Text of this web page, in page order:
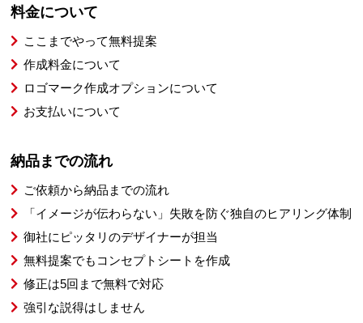
料金について
ここまでやって無料提案
作成料金について
ロゴマーク作成オプションについて
お支払いについて
納品までの流れ
ご依頼から納品までの流れ
「イメージが伝わらない」失敗を防ぐ独自のヒアリング体制
御社にピッタリのデザイナーが担当
無料提案でもコンセプトシートを作成
修正は5回まで無料で対応
強引な説得はしません